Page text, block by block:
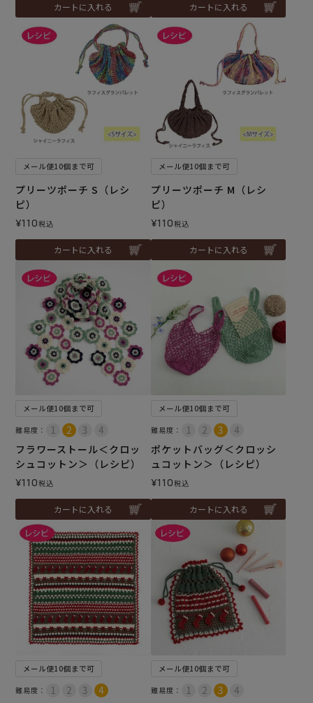
カートに入れる カートに入れる
メール便10個まで可
プリーツポーチ S（レシ
ピ）
¥110税込
カートに入れる
メール便10個まで可
プリーツポーチ M（レシ
ピ）
¥110税込
カートに入れる
メール便10個まで可
難易度：
フラワーストール＜クロッ
シュコットン＞（レシピ）
¥110税込
カートに入れる
メール便10個まで可
難易度：
ポケットバッグ＜クロッシ
ュコットン＞（レシピ）
¥110税込
カートに入れる
メール便10個まで可
難易度：
メール便10個まで可
難易度：